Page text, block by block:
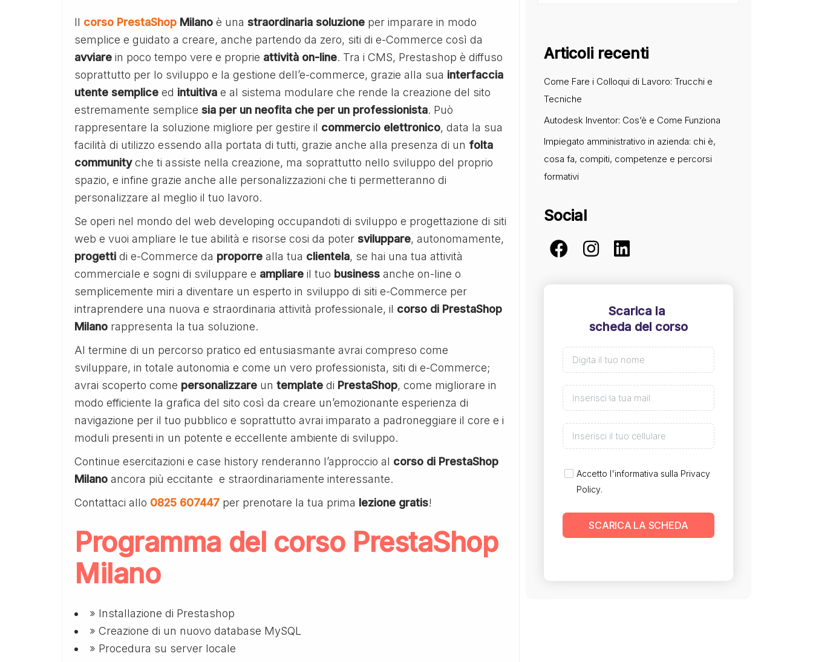
Il corso PrestaShop Milano è una straordinaria soluzione per imparare in modo
semplice e guidato a creare, anche partendo da zero, siti di e-Commerce così da
avviare in poco tempo vere e proprie attività on-line. Tra i CMS, Prestashop è diffuso
soprattutto per lo sviluppo e la gestione dell’e-commerce, grazie alla sua interfaccia
utente semplice ed intuitiva e al sistema modulare che rende la creazione del sito
estremamente semplice sia per un neofita che per un professionista. Può
rappresentare la soluzione migliore per gestire il commercio elettronico, data la sua
facilità di utilizzo essendo alla portata di tutti, grazie anche alla presenza di un folta
communityche ti assiste nella creazione, ma soprattutto nello sviluppo del proprio
spazio, e infine grazie anche alle personalizzazioni che ti permetteranno di
personalizzare al meglio il tuo lavoro.
Se operi nel mondo del web developing occupandoti di sviluppo e progettazione di siti
web e vuoi ampliare le tue abilità e risorse cosi da poter sviluppare, autonomamente,
progetti di e-Commerce da proporre alla tua clientela, se hai una tua attività
commerciale e sogni di sviluppare e ampliare il tuo business anche on-line o
semplicemente miri a diventare un esperto in sviluppo di siti e-Commerce per
intraprendere una nuova e straordinaria attività professionale, il corso di PrestaShop
Milano rappresenta la tua soluzione.
Al termine di un percorso pratico ed entusiasmante avrai compreso come
sviluppare, in totale autonomia e come un vero professionista, siti di e-Commerce;
avrai scoperto come personalizzare un template di PrestaShop, come migliorare in
modo efficiente la grafica del sito così da creare un’emozionante esperienza di
navigazione per il tuo pubblico e soprattutto avrai imparato a padroneggiare il core e i
moduli presenti in un potente e eccellente ambiente di sviluppo.
Continue esercitazioni e case history renderanno l’approccio al corso di PrestaShop
Milano ancora più eccitante e straordinariamente interessante.
Contattaci allo 0825 607447 per prenotare la tua prima lezione gratis!
Programma del corso PrestaShop
Milano
» Installazione di Prestashop
» Creazione di un nuovo database MySQL
» Procedura su server locale
Articoli recenti
Come Fare i Colloqui di Lavoro: Trucchi e
Tecniche
Autodesk Inventor: Cos’è e Come Funziona
Impiegato amministrativo in azienda: chi è,
cosa fa, compiti, competenze e percorsi
formativi
Social
Scarica la
scheda del corso
Accetto l'informativa sulla Privacy
Policy.
SCARICA LA SCHEDA